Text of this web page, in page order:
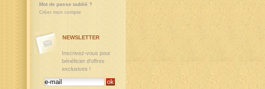
Mot de passe oublié ?
Créer mon compte
NEWSLETTER
Inscrivez-vous pour
bénéficier d'offres
exclusives !